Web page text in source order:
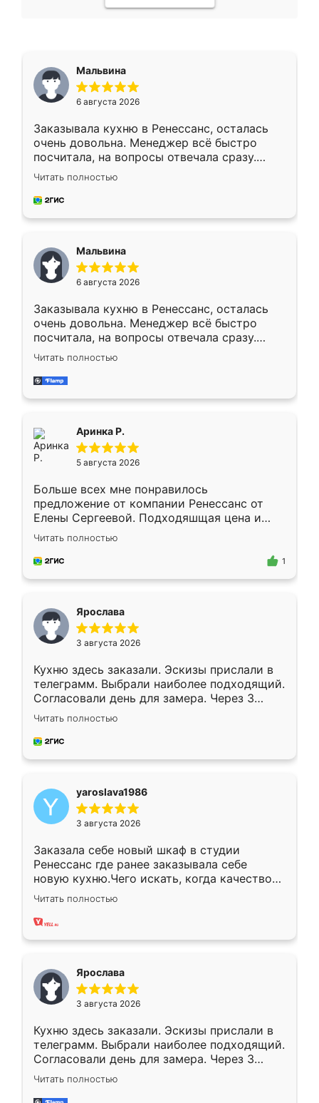
Мальвина
6 августа 2026
Заказывала кухню в Ренессанс, осталась
очень довольна. Менеджер всё быстро
посчитала, на вопросы отвечала сразу.
Замерщик приехал в субботу, подошёл к
делу со всей ответственностью. Собрали
за день, ребята работали аккуратно, даже
Читать полностью
Мальвина
6 августа 2026
Заказывала кухню в Ренессанс, осталась
очень довольна. Менеджер всё быстро
посчитала, на вопросы отвечала сразу.
Замерщик приехал в субботу, подошёл к
делу со всей ответственностью. Собрали
за день, ребята работали аккуратно, даже
Читать полностью
Аринка Р.
5 августа 2026
Больше всех мне понравилось
предложение от компании Ренессанс от
Елены Сергеевой. Подходяшщая цена и
короткие сроки изготовления. Приехавший
для замера сотрудник Владислав
предложил по моему эскизу самый
Читать полностью
1
Ярослава
3 августа 2026
Кухню здесь заказали. Эскизы прислали в
телеграмм. Выбрали наиболее подходящий.
Согласовали день для замера. Через 3
недели кухня была уже готова. Остались
довольны работой. Спасибо Ренессанс
мебель за качественную работу!
Читать полностью
yaroslava1986
3 августа 2026
Заказала себе новый шкаф в студии
Ренессанс где ранее заказывала себе
новую кухню.Чего искать, когда качеством
вполне довольна. Служит кухня уже почти
два года, нареканий нет.
Читать полностью
Ярослава
3 августа 2026
Кухню здесь заказали. Эскизы прислали в
телеграмм. Выбрали наиболее подходящий.
Согласовали день для замера. Через 3
недели кухня была уже готова. Остались
довольны работой. Спасибо Ренессанс
Читать полностью